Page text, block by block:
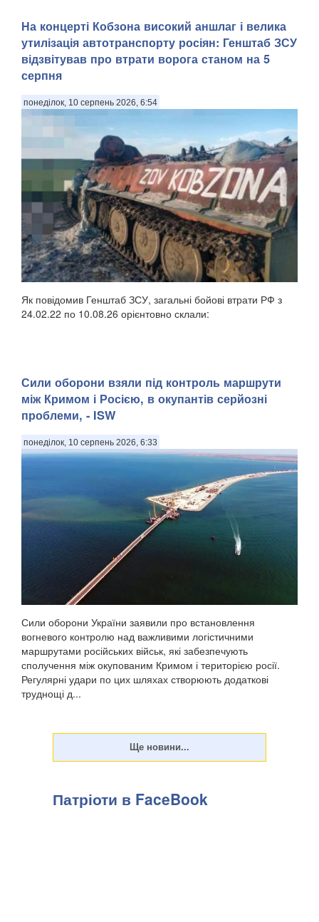
На концерті Кобзона високий аншлаг і велика
утилізація автотранспорту росіян: Генштаб ЗСУ
відзвітував про втрати ворога станом на 5
серпня
понеділок, 10 серпень 2026, 6:54
Як повідомив Генштаб ЗСУ, загальні бойові втрати РФ з
24.02.22 по 10.08.26 орієнтовно склали:
Сили оборони взяли під контроль маршрути
між Кримом і Росією, в окупантів серйозні
проблеми, - ISW
понеділок, 10 серпень 2026, 6:33
Сили оборони України заявили про встановлення
вогневого контролю над важливими логістичними
маршрутами російських військ, які забезпечують
сполучення між окупованим Кримом і територією росії.
Регулярні удари по цих шляхах створюють додаткові
труднощі д...
Патріоти в FaceBook